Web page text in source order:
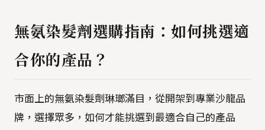
無氨染髮劑選購指南：如何挑選適
合你的產品？
市面上的無氨染髮劑琳瑯滿目，從開架到專業沙龍品
牌，選擇眾多，如何才能挑選到最適合自己的產品